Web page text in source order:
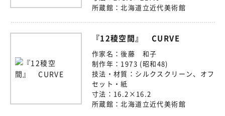
所蔵館：北海道立近代美術館
『12稜空間』 CURVE
作家名：後藤 和子
制作年： 1973 (昭和48)
技法・材質： シルクスクリーン、オフ
セット・紙
寸法： 16.2×16.2
所蔵館：北海道立近代美術館